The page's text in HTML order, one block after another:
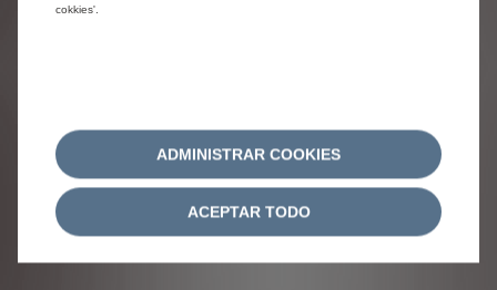
cokkies'.
ADMINISTRAR COOKIES
ACEPTAR TODO